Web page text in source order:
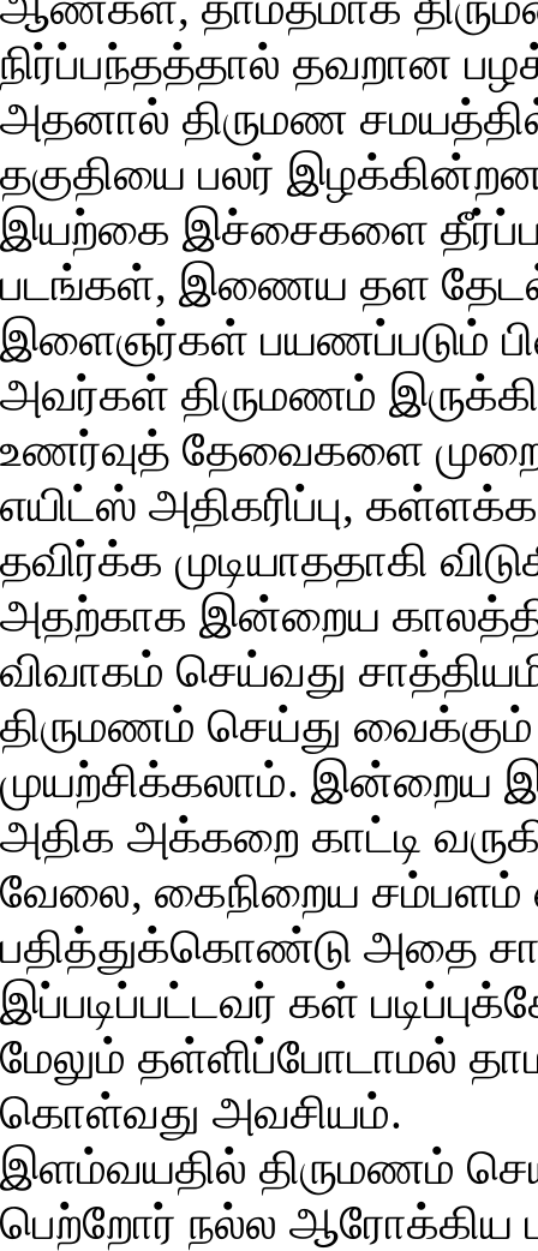
நிர்ப்பந்தத்தால் தவறான
அதனால் திருமண
தகுதியை பலர்
இயற்கை இச்சைகளை
படங்கள், இணைய தள
இளைஞர்கள் பயணப்படும்
அவர்கள் திருமணம்
உணர்வுத் தேவைகளை
எயிட்ஸ் அதிகரிப்பு,
தவிர்க்க முடியாததாகி
அதற்காக இன்றைய
விவாகம் செய்வது
திருமணம் செய்து
முயற்சிக்கலாம். இன்றைய
அதிக அக்கறை காட்டி
வேலை, கைநிறைய சம்பளம்
பதித்துக்கொண்டு அதை
இப்படிப்பட்டவர் கள்
மேலும் தள்ளிப்போடாமல்
கொள்வது அவசியம்.
இளம்வயதில் திருமணம்
பெற்றோர் நல்ல ஆரோக்கிய